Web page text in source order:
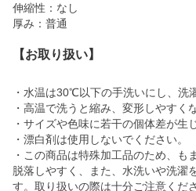
伸縮性：なし
厚み：普通
【お取り扱い】
・水温は30℃以下の手洗いにし、洗
・高温で洗うと縮み、変形しやすく
・サイズや色味に若干の個体差が生
・漂白剤は使用しないでください。
・この商品は特殊加工品のため、も
脱落しやすく、また、水洗いや洗濯
す。取り扱いの際は十分ご注意くださ